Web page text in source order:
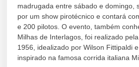
madrugada entre sábado e domingo,
por um show pirotécnico e contará
e 200 pilotos. O evento, também
Milhas de Interlagos, foi realizado
1956, idealizado por Wilson Fittipaldi
inspirado na famosa corrida italiana